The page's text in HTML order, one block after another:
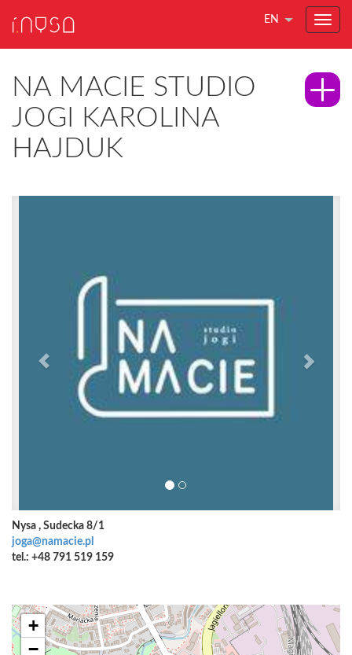
EN
NA MACIE STUDIO
JOGI KAROLINA
HAJDUK
Nysa , Sudecka 8/1
joga@namacie.pl
tel.: +48 791 519 159
+
−